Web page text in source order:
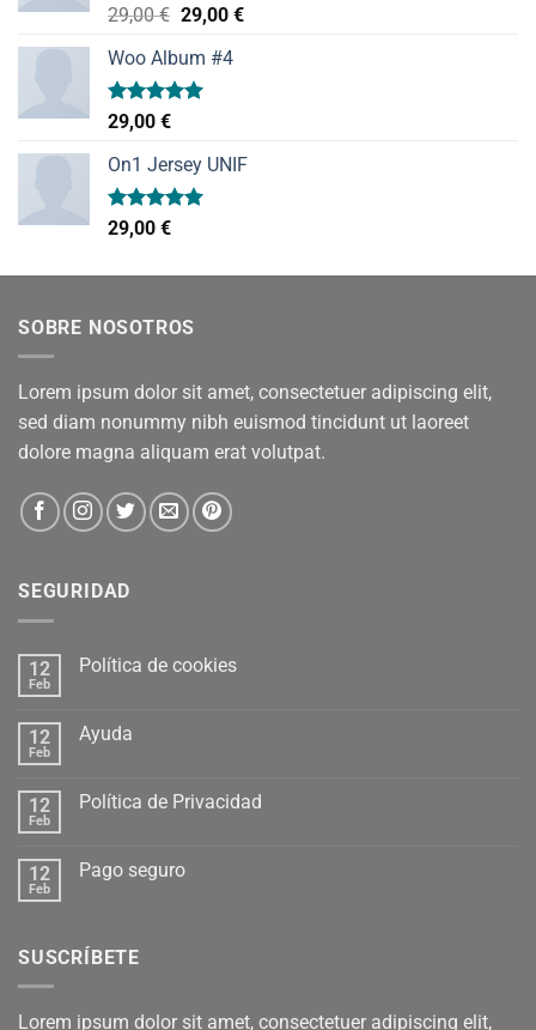
Valorado
de 5
29,00€ El
original
era:
29,00 €El
Woo Album #4
Valorado
con
de 5
29,00 €
On1 Jersey UNIF
Valorado
con
29,00 €
SOBRE NOSOTROS
Lorem ipsum dolor sit amet, consectetuer adipiscing elit,
sed diam nonummy nibh euismod tincidunt ut laoreet
dolore magna aliquam erat volutpat.
SEGURIDAD
12
Feb
Política de cookies
12
Feb
Ayuda
12
Feb
Política de Privacidad
12
Feb
Pago seguro
SUSCRÍBETE
Lorem ipsum dolor sit amet, consectetuer adipiscing elit,